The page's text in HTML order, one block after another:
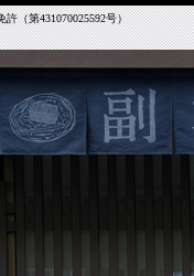
（第431070025592号）